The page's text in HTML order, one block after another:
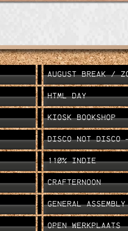
AUGUST BREAK /
HTML DAY
KIOSK BOOKSHOP
DISCO NOT DISCO
110% INDIE
CRAFTERNOON
GENERAL
OPEN WERKPLAATS